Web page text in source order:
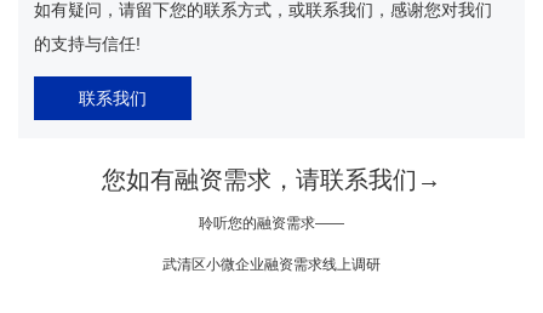
如有疑问，请留下您的联系方式，或联系我们，感谢您对我们
的支持与信任!
联系我们
您如有融资需求，请联系我们→
聆听您的融资需求——
武清区小微企业融资需求线上调研